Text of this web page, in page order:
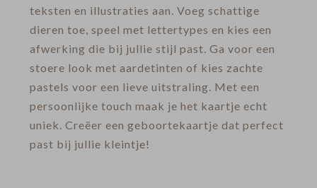
teksten en illustraties aan. Voeg schattige
dieren toe, speel met lettertypes en kies een
afwerking die bij jullie stijl past. Ga voor een
stoere look met aardetinten of kies zachte
pastels voor een lieve uitstraling. Met een
persoonlijke touch maak je het kaartje echt
uniek. Creëer een geboortekaartje dat perfect
past bij jullie kleintje!